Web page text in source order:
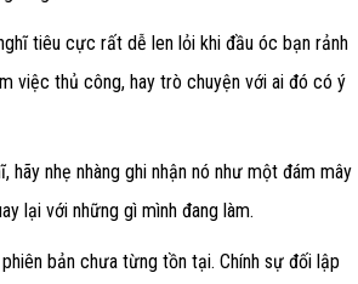
tiêu cực rất dễ len lỏi khi đầu óc bạn rảnh
việc thủ công, hay trò chuyện với ai đó có ý
hãy nhẹ nhàng ghi nhận nó như một đám mây
lại với những gì mình đang làm.
bản chưa từng tồn tại. Chính sự đối lập